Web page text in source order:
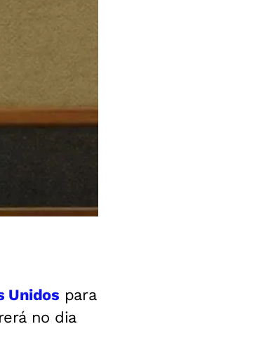
Unidos para
no dia